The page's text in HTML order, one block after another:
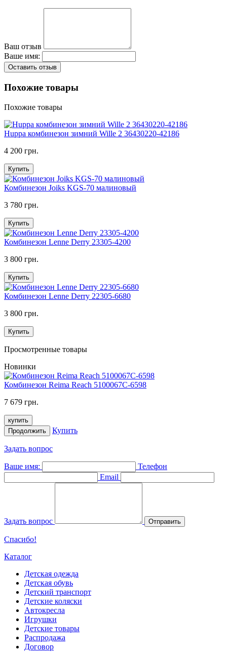
Ваш отзыв
Ваше имя:
Оставить отзыв
Похожие товары
Похожие товары
Huppa комбинезон зимний Wille 2 36430220-42186
4 200 грн.
Купить
Комбинезон Joiks KGS-70 малиновый
3 780 грн.
Купить
Комбинезон Lenne Derry 23305-4200
3 800 грн.
Купить
Комбинезон Lenne Derry 22305-6680
3 800 грн.
Купить
Просмотренные товары
Новинки
Комбинезон Reima Reach 5100067C-6598
7 679 грн.
купить
Продолжить
Купить
Задать вопрос
Ваше имя:
Телефон
Email
Задать вопрос Отправить
Спасибо!
Каталог
Детская одежда
Детская обувь
Детский транспорт
Детские коляски
Автокресла
Игрушки
Детские товары
Распродажа
Договор